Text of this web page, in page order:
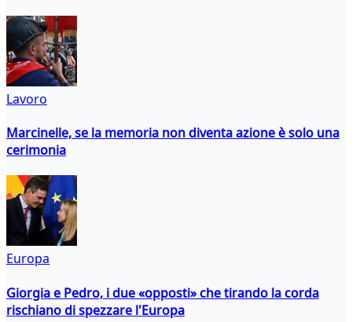
Lavoro
Marcinelle, se la memoria non diventa azione è solo una
cerimonia
Europa
Giorgia e Pedro, i due «opposti» che tirando la corda
rischiano di spezzare l'Europa